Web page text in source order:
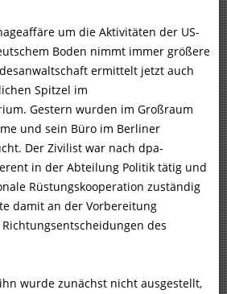
um die Aktivitäten der US-
Boden nimmt immer größere
ermittelt jetzt auch
Spitzel im
Gestern wurden im Großraum
und sein Büro im Berliner
Der Zivilist war nach dpa-
in der Abteilung Politik tätig und
Rüstungskooperation zuständig
damit an der Vorbereitung
des
wurde zunächst nicht ausgestellt,